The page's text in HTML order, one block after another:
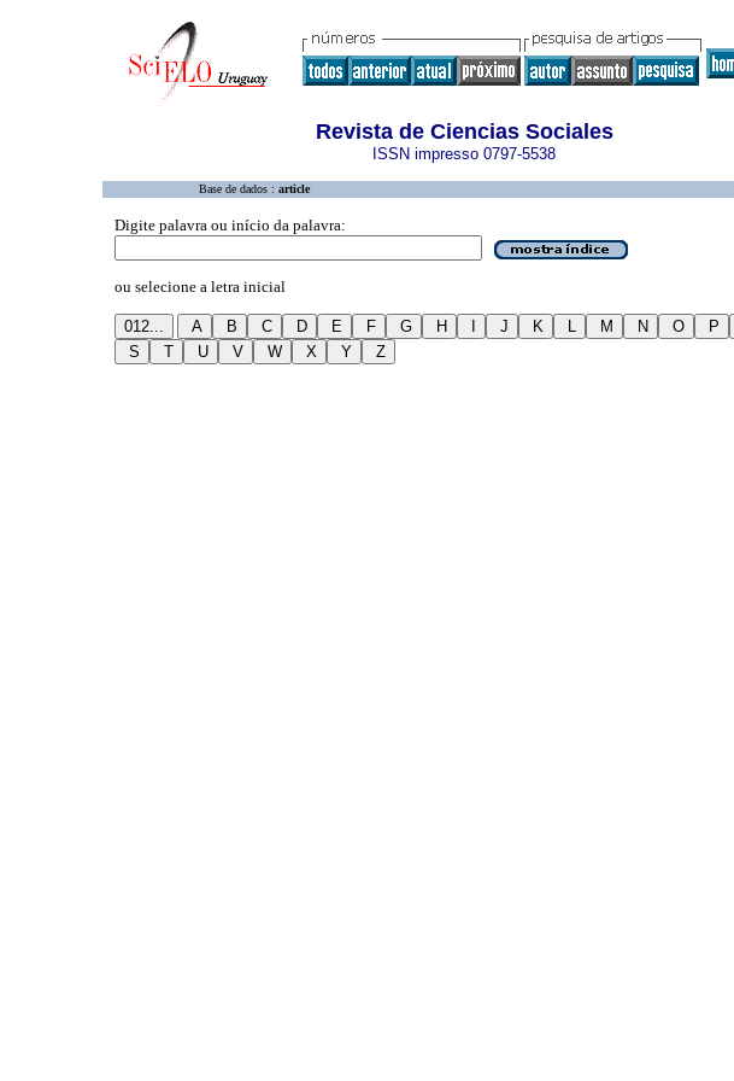
Revista de Ciencias Sociales
ISSN impresso 0797-5538
Base de dados : article
Digite palavra ou início da palavra:
ou selecione a letra inicial